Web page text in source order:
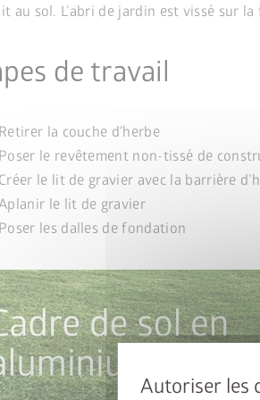
au sol. L’abri de jardin est vissé sur
de travail
Retirer la couche d’herbe
Poser le revêtement non-tissé de
Créer le lit de gravier avec la barrière
le lit de gravier
Poser les dalles de fondation
Upgrade